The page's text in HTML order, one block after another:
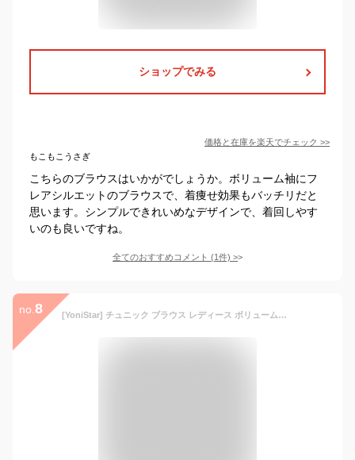
ショップでみる
価格と在庫を楽天でチェック >>
もこもこうさぎ
こちらのブラウスはいかがでしょうか。ボリューム袖にフ
レアシルエットのブラウスで、着痩せ効果もバッチリだと
思います。シンプルできれいめなデザインで、着回しやす
いのも良いですね。
全てのおすすめコメント (1件) >
no. 8 [YoniStar] チュニック ブラウス レディース ボリューム袖 パフスリーブ フレア袖 フリル ティアード プリーツ ギャザー 袖パフシャツ ウエストゴム 無地 カジュアル ゆったり 春夏秋(Free ホワイト)